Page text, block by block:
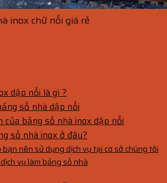
inox chữ nổi giá rẻ
dập nổi là gì ?
số nhà dập nổi
của bảng số nhà inox dập nổi
số nhà inox ở đâu?
bạn nên sử dụng dịch vụ tại cơ sở chúng tôi
vụ làm bảng số nhà